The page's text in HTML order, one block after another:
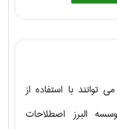
با استفاده از
البرز اصطلاحات